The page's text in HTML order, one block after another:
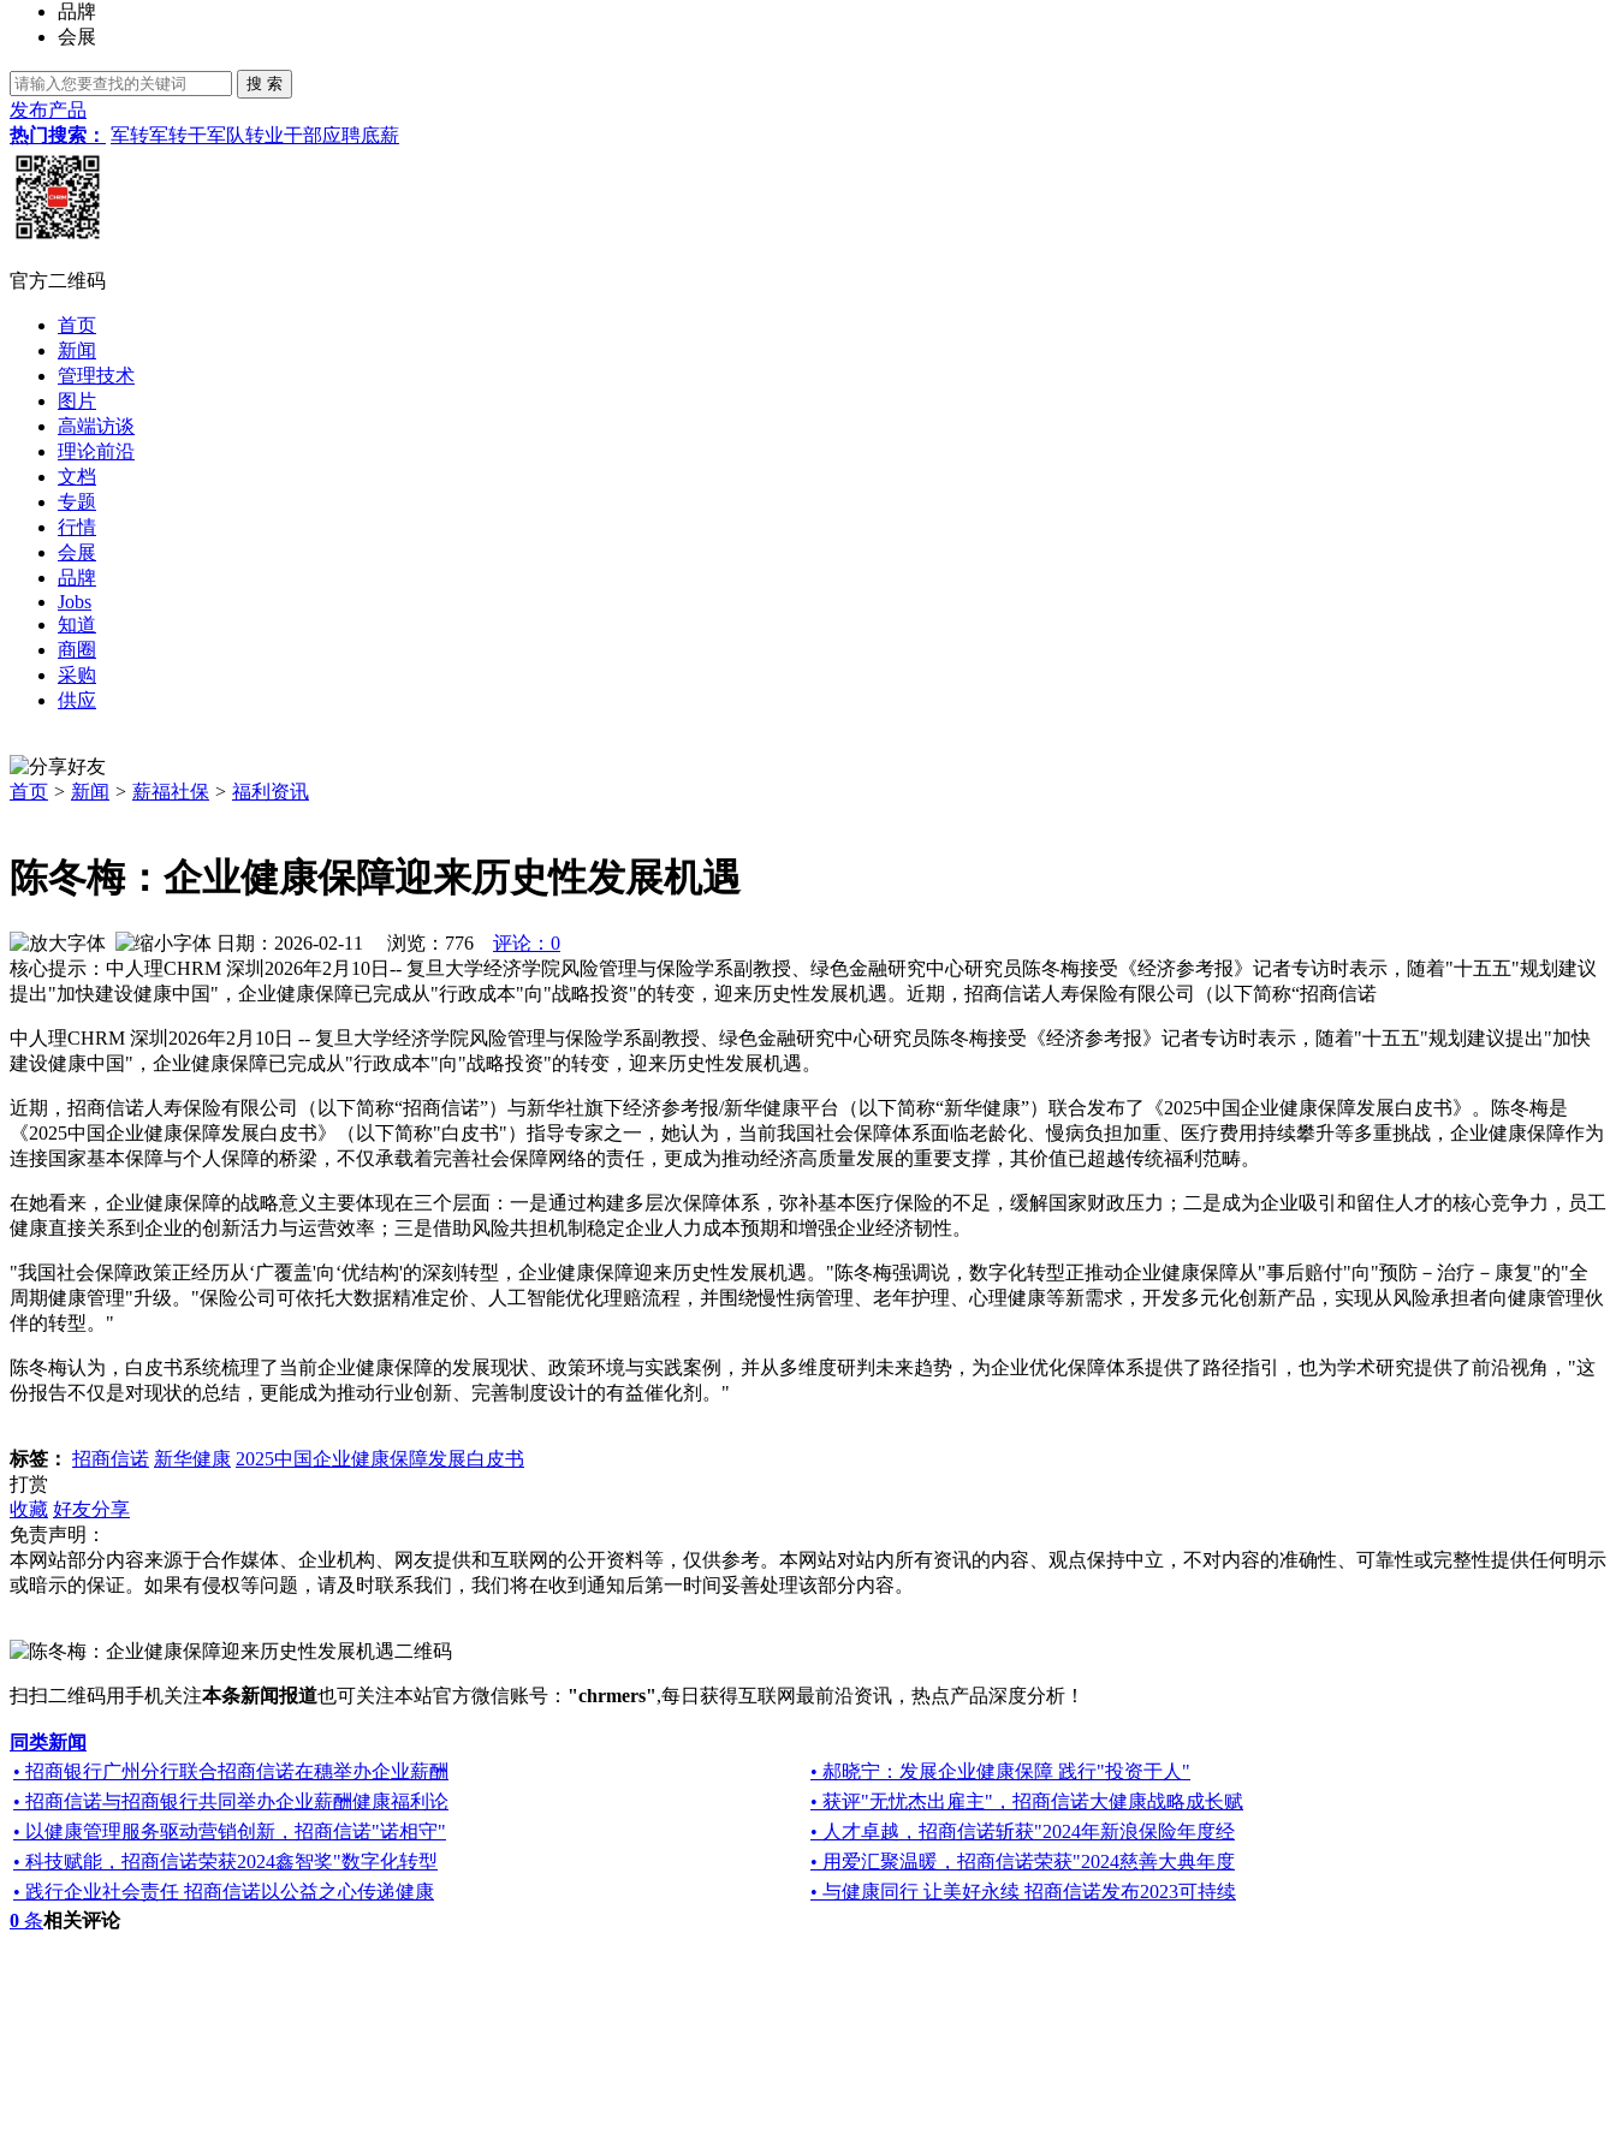
品牌
会展
发布产品
热门搜索： 军转军转干军队转业干部应聘底薪
官方二维码
首页
新闻
管理技术
图片
高端访谈
理论前沿
文档
专题
行情
会展
品牌
Jobs
知道
商圈
采购
供应
首页 > 新闻 > 薪福社保 > 福利资讯
陈冬梅：企业健康保障迎来历史性发展机遇
日期：2026-02-11 浏览： 776
评论：0
核心提示：中人理CHRM 深圳2026年2月10日-- 复旦大学经济学院风险管理与保险学系副教授、绿色金融研究中心研究员陈冬梅接受《经济参考报》记者专访时表示，随着"十五五"规划建议
提出"加快建设健康中国"，企业健康保障已完成从"行政成本"向"战略投资"的转变，迎来历史性发展机遇。近期，招商信诺人寿保险有限公司（以下简称“招商信诺
中人理CHRM 深圳 2026年2月10日 -- 复旦大学经济学院风险管理与保险学系副教授、绿色金融研究中心研究员陈冬梅接受《经济参考报》记者专访时表示，随着"十五五"规划建议提出"加快
建设健康中国"，企业健康保障已完成从"行政成本"向"战略投资"的转变，迎来历史性发展机遇。
近期，招商信诺人寿保险有限公司（以下简称“招商信诺”）与新华社旗下经济参考报/新华健康平台（以下简称“新华健康”）联合发布了《2025中国企业健康保障发展白皮书》。
陈冬梅是
《2025中国企业健康保障发展白皮书》（以下简称"白皮书"）指导专家之一，她认为，当前我国社会保障体系面临老龄化、慢病负担加重、医疗费用持续攀升等多重挑战，企业健康保障作为
连接国家基本保障与个人保障的桥梁，不仅承载着完善社会保障网络的责任，更成为推动经济高质量发展的重要支撑，其价值已超越传统福利范畴。
在她看来，企业健康保障的战略意义主要体现在三个层面：一是通过构建多层次保障体系，弥补基本医疗保险的不足，缓解国家财政压力；二是成为企业吸引和留住人才的核心竞争力，员工
健康直接关系到企业的创新活力与运营效率；三是借助风险共担机制稳定企业人力成本预期和增强企业经济韧性。
"我国社会保障政策正经历从‘广覆盖'向‘优结构'的深刻转型，企业健康保障迎来历史性发展机遇。"陈冬梅强调说，数字化转型正推动企业健康保障从"事后赔付"向"预防－治疗－康复"的"全
周期健康管理"升级。"保险公司可依托大数据精准定价、人工智能优化理赔流程，并围绕慢性病管理、老年护理、心理健康等新需求，开发多元化创新产品，实现从风险承担者向健康管理伙
伴的转型。"
陈冬梅认为，白皮书系统梳理了当前企业健康保障的发展现状、政策环境与实践案例，并从多维度研判未来趋势，为企业优化保障体系提供了路径指引，也为学术研究提供了前沿视角，"这
份报告不仅是对现状的总结，更能成为推动行业创新、完善制度设计的有益催化剂。"
标签： 招商信诺 新华健康 2025中国企业健康保障发展白皮书
打赏
收藏 好友分享
免责声明：
本网站部分内容来源于合作媒体、企业机构、网友提供和互联网的公开资料等，仅供参考。本网站对站内所有资讯的内容、观点保持中立，不对内容的准确性、可靠性或完整性提供任何明示
或暗示的保证。如果有侵权等问题，请及时联系我们，我们将在收到通知后第一时间妥善处理该部分内容。
扫扫二维码用手机关注本条新闻报道也可关注本站官方微信账号： "chrmers",每日获得互联网最前沿资讯，热点产品深度分析！
同类新闻
• 招商银行广州分行联合招商信诺在穗举办企业薪酬
• 郝晓宁：发展企业健康保障 践行"投资于人"
• 招商信诺与招商银行共同举办企业薪酬健康福利论
• 获评"无忧杰出雇主"，招商信诺大健康战略成长赋
• 以健康管理服务驱动营销创新，招商信诺"诺相守"
• 人才卓越，招商信诺斩获"2024年新浪保险年度经
• 科技赋能，招商信诺荣获2024鑫智奖"数字化转型
• 用爱汇聚温暖，招商信诺荣获"2024慈善大典年度
• 践行企业社会责任 招商信诺以公益之心传递健康
• 与健康同行 让美好永续 招商信诺发布2023可持续
0 条相关评论